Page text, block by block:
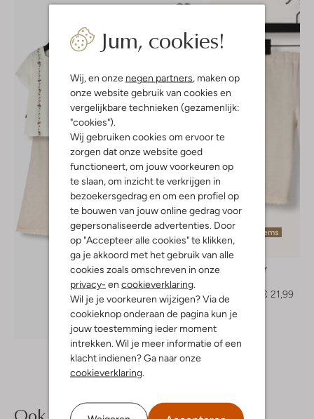
Jum, cookies!
Wij, en onze negen partners , maken op
onze website gebruik van cookies en
vergelijkbare technieken (gezamenlijk:
"cookies").
Wij gebruiken cookies om ervoor te
zorgen dat onze website goed
functioneert, om jouw voorkeuren op
te slaan, om inzicht te verkrijgen in
bezoekersgedrag en om een profiel op
te bouwen van jouw online gedrag voor
gepersonaliseerde advertenties. Door
op "Accepteer alle cookies" te klikken,
ga je akkoord met het gebruik van alle
cookies zoals omschreven in onze
privacy- en cookieverklaring
Wil je je voorkeuren wijzigen? Via de
cookieknop onderaan de pagina kun je
jouw toestemming ieder moment
intrekken. Wil je meer informatie of een
klacht indienen? Ga naar onze
cookieverklaring
Ontdek de look
Laatste items
-30%
Lil' Atelier
€ 30,99
€ 21,99